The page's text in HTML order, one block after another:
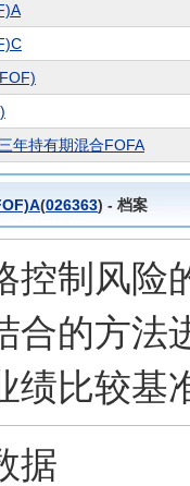
年持有期混合FOFA
(026363) - 档案
控制风险
合的方法
绩比较基
据